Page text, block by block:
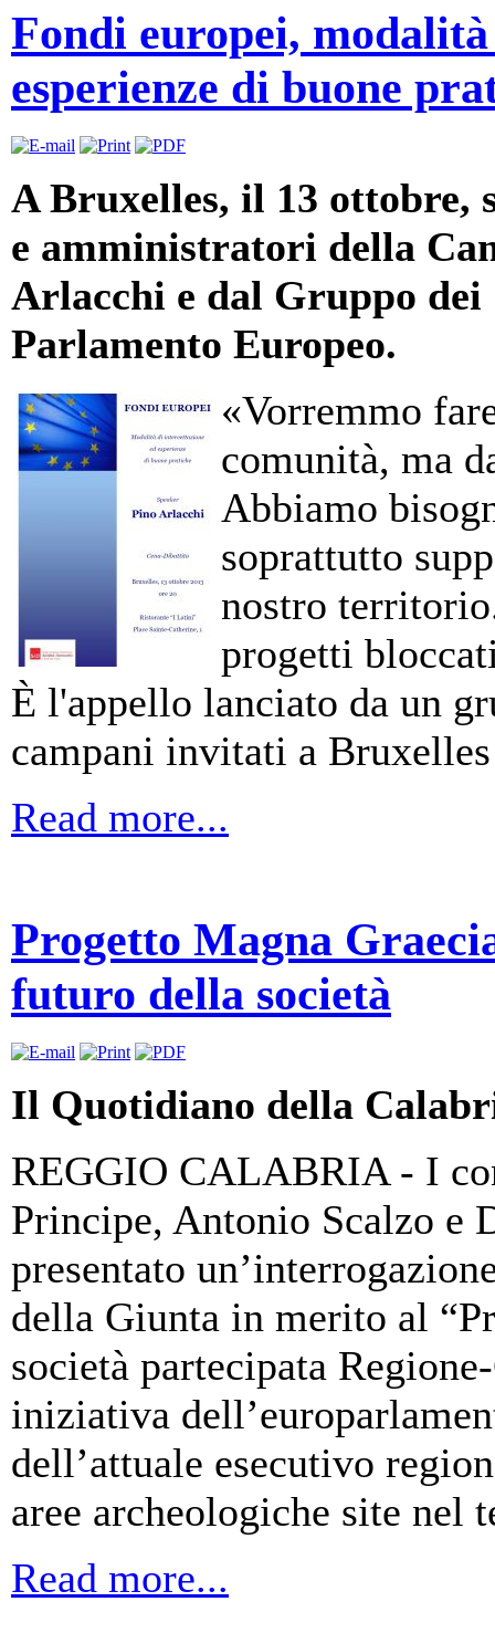
Fondi europei,
esperienze di buone
A Bruxelles, il 13 ottobre,
e amministratori della
Arlacchi e dal Gruppo
Parlamento Europeo.
«Vorremmo
comunità, ma
Abbiamo
soprattutto
nostro
progetti
È l'appello lanciato da un
campani invitati a
Read more...
Progetto Magna
futuro della società
Il Quotidiano della
REGGIO CALABRIA - I
Principe, Antonio Scalzo e
presentato
della Giunta in merito al
società partecipata
iniziativa
dell’attuale esecutivo
aree archeologiche site nel
Read more...